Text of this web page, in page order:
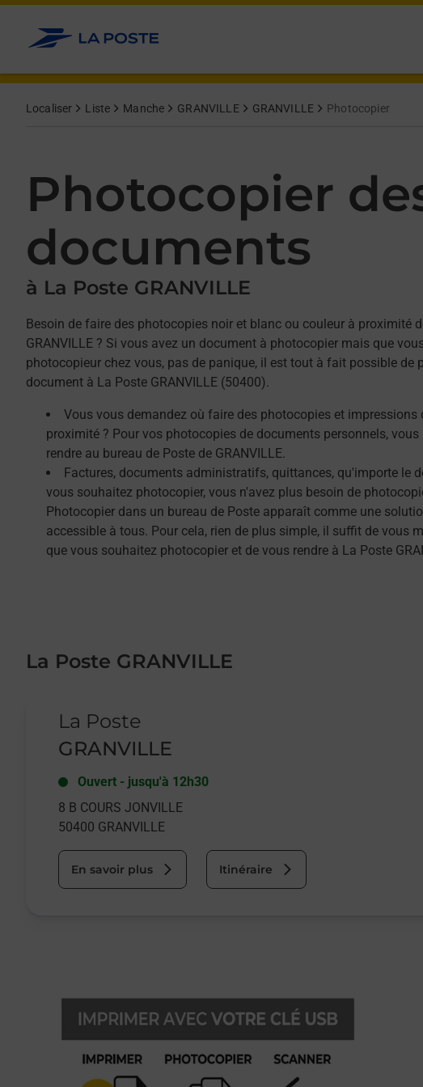
Allez au contenu
Localiser Liste Manche GRANVILLE GRANVILLE Photocopier
Photocopier
documents
à La Poste GRANVILLE
Besoin de faire des photocopies noir et blanc ou couleur à proximité
GRANVILLE ? Si vous avez un document à photocopier mais que
photocopieur chez vous, pas de panique, il est tout à fait possible de
document à La Poste GRANVILLE (50400).
Vous vous demandez où faire des photocopies et impressions
proximité ? Pour vos photocopies de documents personnels,
rendre au bureau de Poste de GRANVILLE.
Factures, documents administratifs, quittances, qu'importe le
vous souhaitez photocopier, vous n'avez plus besoin de
Photocopier dans un bureau de Poste apparaît comme une
accessible à tous. Pour cela, rien de plus simple, il suffit de vous
que vous souhaitez photocopier et de vous rendre à La Poste
La Poste GRANVILLE
La Poste
GRANVILLE
Ouvert - jusqu'à 12h30
8 B COURS JONVILLE
50400 GRANVILLE
En savoir plus Itinéraire
Afficher ou masquer la réponse
Afficher ou masquer la réponse
Afficher ou masquer la réponse